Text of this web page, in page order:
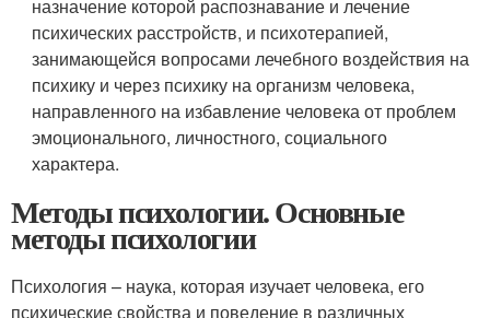
назначение которой распознавание и лечение
психических расстройств, и психотерапией,
занимающейся вопросами лечебного воздействия на
психику и через психику на организм человека,
направленного на избавление человека от проблем
эмоционального, личностного, социального
характера.
Методы психологии. Основные
методы психологии
Психология – наука, которая изучает человека, его
психические свойства и поведение в различных